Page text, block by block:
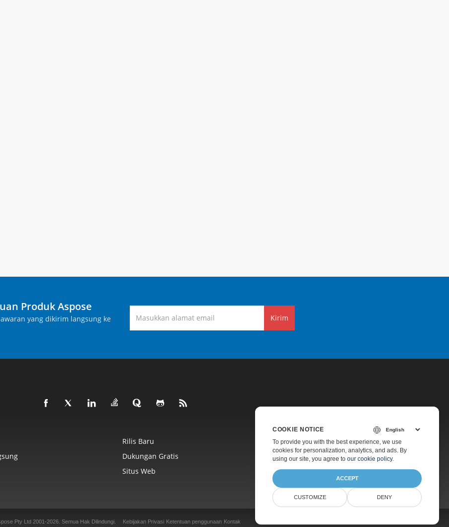
Produk Aspose
yang dikirim langsung ke
Kirim
Rilis Baru
Harga
Dukungan Gratis
Dukungan Berbayar
Situs Web Tentang
Pty Ltd 2001-2026. Semua Hak Dilindungi. Kebijakan Privasi Ketentuan penggunaan Kontak
COOKIE NOTICE
To provide you with the best experience, we use
cookies for personalization, analytics, and ads. By
using our site, you agree to our cookie policy.
ACCEPT
CUSTOMIZE DENY